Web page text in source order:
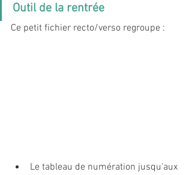
Outil de la rentrée
Ce petit fichier recto/verso regroupe :
Le tableau de numération jusqu'aux